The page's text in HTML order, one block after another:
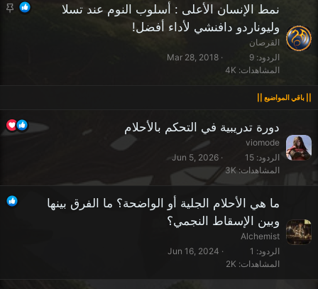
م
نمط الإنسان الأعلى : أسلوب النوم عند تسلا
وليوناردو دافنشي لأداء أفضل!
القرصان
الردود 9
المشاهدات 4K
Mar 28, 2018
دورة تدريبية في التحكم بالأحلام
viomode
الردود 15
المشاهدات 3K
Jun 5, 2026
ما هي الأحلام الجلية أو الواضحة؟ ما الفرق بينها
وبين الإسقاط النجمي؟
Alchemist
الردود 1
المشاهدات 2K
Jun 16, 2024